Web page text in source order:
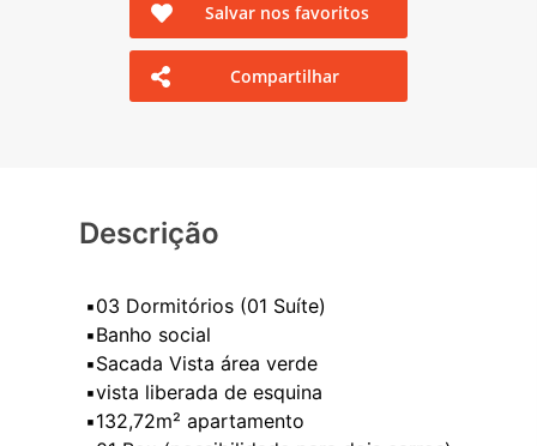
Salvar nos favoritos
Compartilhar
Descrição
▪️03 Dormitórios (01 Suíte)
▪️Banho social
▪️Sacada Vista área verde
▪️vista liberada de esquina
▪️132,72m² apartamento